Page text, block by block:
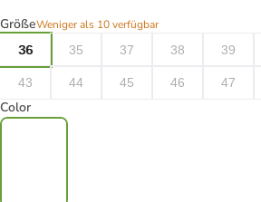
GrößeWeniger als 10 verfügbar
36
35 37 38 39
43 44 45 46 47
Color